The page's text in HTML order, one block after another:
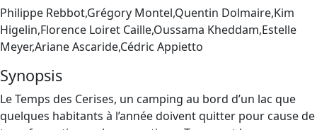
Philippe Rebbot,Grégory Montel,Quentin Dolmaire,Kim
Higelin,Florence Loiret Caille,Oussama Kheddam,Estelle
Meyer,Ariane Ascaride,Cédric Appietto
Synopsis
Le Temps des Cerises, un camping au bord d’un lac que
quelques habitants à l’année doivent quitter pour cause de